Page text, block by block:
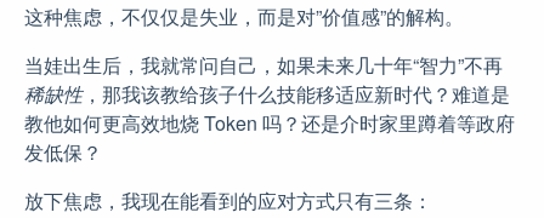
这种焦虑，不仅仅是失业，而是对”价值感”的解构。
当娃出生后，我就常问自己，如果未来几十年“智力”不再
稀缺性，那我该教给孩子什么技能移适应新时代？难道是
教他如何更高效地烧 Token 吗？还是介时家里蹲着等政府
发低保？
放下焦虑，我现在能看到的应对方式只有三条：